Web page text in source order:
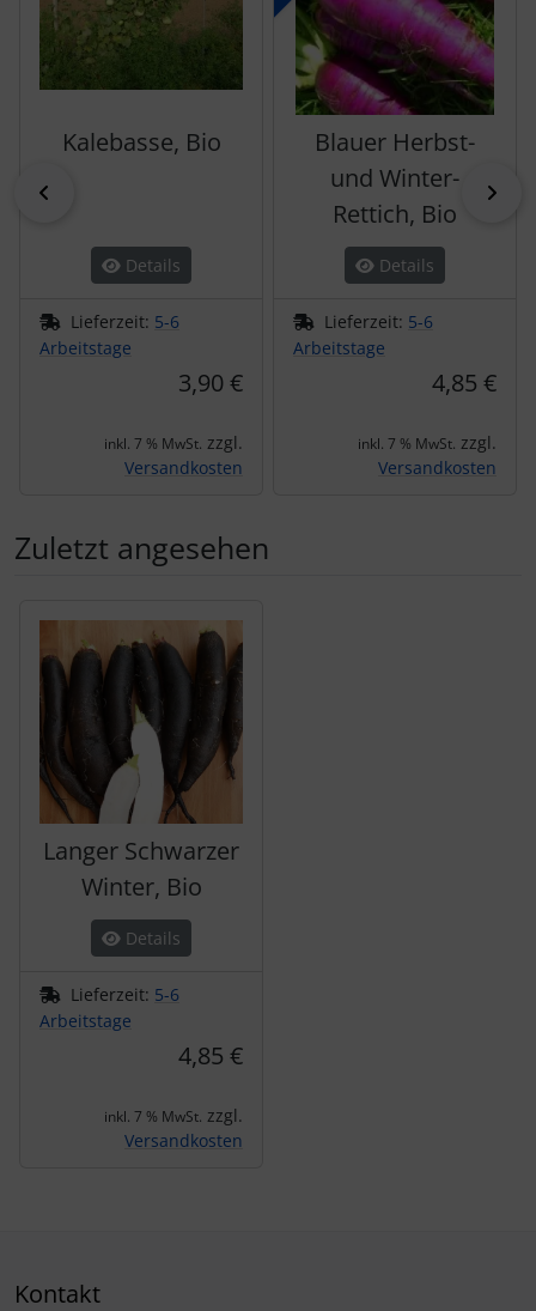
Kalebasse, Bio
Details
Lieferzeit: 5-6
Arbeitstage
3,90 €
inkl. 7 % MwSt. zzgl.
Versandkosten
Blauer Herbst-
und Winter-
Rettich, Bio
Details
Lieferzeit: 5-6
Arbeitstage
4,85 €
inkl. 7 % MwSt. zzgl.
Versandkosten
Zuletzt angesehen
Langer Schwarzer
Winter, Bio
Details
Lieferzeit: 5-6
Arbeitstage
4,85 €
inkl. 7 % MwSt. zzgl.
Versandkosten
Kontakt